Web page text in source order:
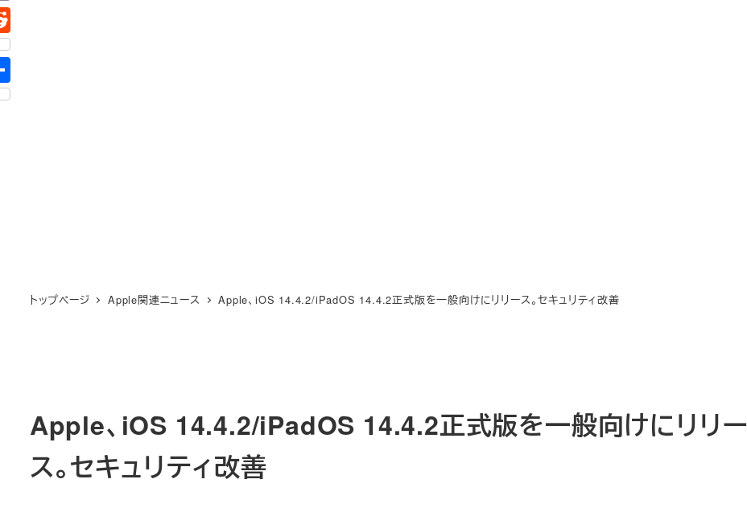
トップページ Apple関連ニュース Apple、iOS 14.4.2/iPadOS 14.4.2正式版を一般向けにリリース。セキュリティ改善
Apple、iOS 14.4.2/iPadOS 14.4.2正式版を一般向けにリリー
ス。セキュリティ改善